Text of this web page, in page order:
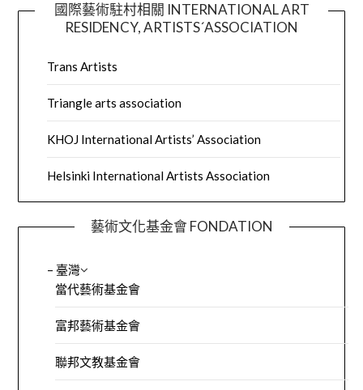
國際藝術駐村相關 INTERNATIONAL ART
RESIDENCY, ARTISTS´ASSOCIATION
Trans Artists
Triangle arts association
KHOJ International Artists’ Association
Helsinki International Artists Association
藝術文化基金會 FONDATION
– 臺灣
當代藝術基金會
富邦藝術基金會
聯邦文教基金會